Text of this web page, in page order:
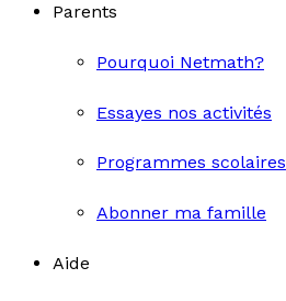
Parents
Pourquoi Netmath?
Essayes nos activités
Programmes scolaires
Abonner ma famille
Aide